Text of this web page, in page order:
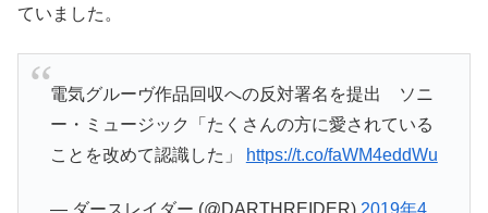
ていました。
電気グルーヴ作品回収への反対署名を提出 ソニ
ー・ミュージック「たくさんの方に愛されている
ことを改めて認識した」
https://t.co/faWM4eddWu